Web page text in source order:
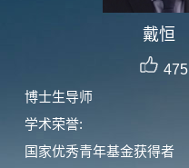
戴恒
475
博士生导师
学术荣誉:
国家优秀青年基金获得者